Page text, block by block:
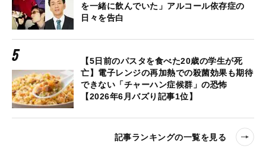
を一緒に飲んでいた」アルコール依存症の
日々を告白
【5日前のパスタを食べた20歳の学生が死
亡】電子レンジの再加熱での殺菌効果も期待
できない「チャーハン症候群」の恐怖
【2026年6月バズり記事1位】
記事ランキングの一覧を見る